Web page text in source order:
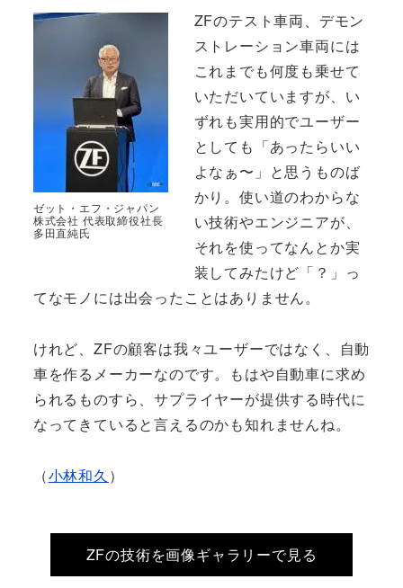
ゼット・エフ・ジャパン
株式会社 代表取締役社長
多田直純氏
ZFのテスト車両、デモン
ストレーション車両には
これまでも何度も乗せて
いただいていますが、い
ずれも実用的でユーザー
としても「あったらいい
よなぁ〜」と思うものば
かり。使い道のわからな
い技術やエンジニアが、
それを使ってなんとか実
装してみたけど「？」っ
てなモノには出会ったことはありません。
けれど、ZFの顧客は我々ユーザーではなく、自動
車を作るメーカーなのです。もはや自動車に求め
られるものすら、サプライヤーが提供する時代に
なってきていると言えるのかも知れませんね。
（小林和久 ）
ZFの技術を画像ギャラリーで見る